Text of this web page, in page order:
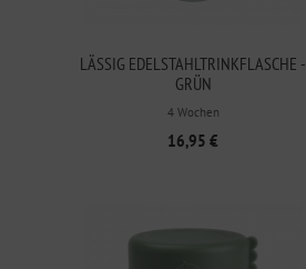
LÄSSIG EDELSTAHLTRINKFLASCHE -
GRÜN
4 Wochen
16,95 €